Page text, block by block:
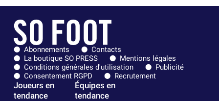
Abonnements
Contacts
La boutique SO PRESS
Mentions légales
Conditions générales d'utilisation
Publicité
Consentement RGPD
Recrutement
Joueurs en
tendance
Équipes en
tendance